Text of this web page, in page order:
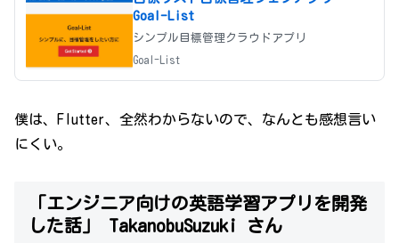
Goal-List
シンプル目標管理クラウドアプリ
Goal-List
僕は、Flutter、全然わからないので、なんとも感想言い
にくい。
「エンジニア向けの英語学習アプリを開発
した話」 TakanobuSuzuki さん